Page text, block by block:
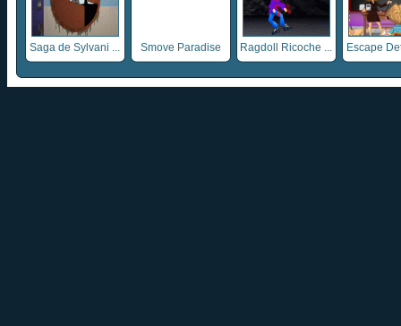
Saga de Sylvani ... Smove Paradise Ragdoll Ricoche ... Escape